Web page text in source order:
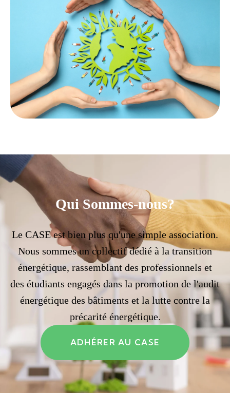
Qui Sommes-nous?
Le CASE est bien plus qu'une simple association.
Nous sommes un collectif dédié à la transition
énergétique, rassemblant des professionnels et
des étudiants engagés dans la promotion de l'audit
énergétique des bâtiments et la lutte contre la
précarité énergétique.
ADHÉRER AU CASE